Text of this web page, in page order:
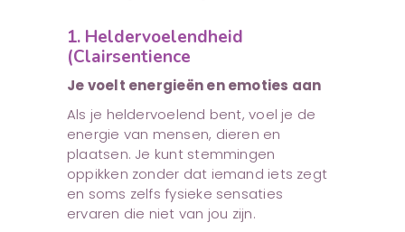
1. Heldervoelendheid
(Clairsentience
Je voelt energieën en emoties aan
Als je heldervoelend bent, voel je de
energie van mensen, dieren en
plaatsen. Je kunt stemmingen
oppikken zonder dat iemand iets zegt
en soms zelfs fysieke sensaties
ervaren die niet van jou zijn.